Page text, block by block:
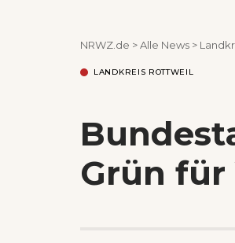
NRWZ.de >Alle News >
LANDKREIS ROTTWEIL
Grün